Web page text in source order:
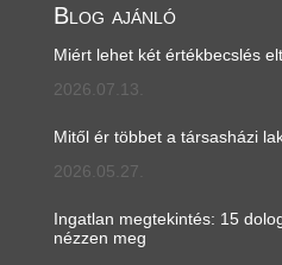
Blog ajánló
Miért lehet két értékbecslés
2026.07.13.
Mitől ér többet a társasházi
2026.05.27.
Ingatlan megtekintés: 15
nézzen meg